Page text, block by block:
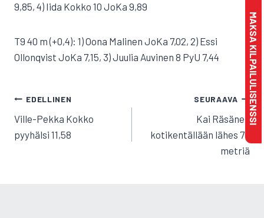
9,85, 4) Iida Kokko 10 JoKa 9,89
T9 40 m (+0,4): 1) Oona Malinen JoKa 7,02, 2) Essi
Ollonqvist JoKa 7,15, 3) Juulia Auvinen 8 PyU 7,44
ARTIKKELIEN
SELAUS
EDELLINEN
Ville-Pekka Kokko
pyyhälsi 11,58
SEURAAVA
Kai Räsänen
kotikentällään lähes 70
metriä
MAKSA KILPAILULISENSSI